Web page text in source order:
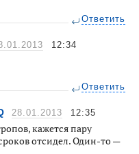
Ответить
12:34
Ответить
28.01.2013 12:35
кажется пару
отсидел. Один-то —